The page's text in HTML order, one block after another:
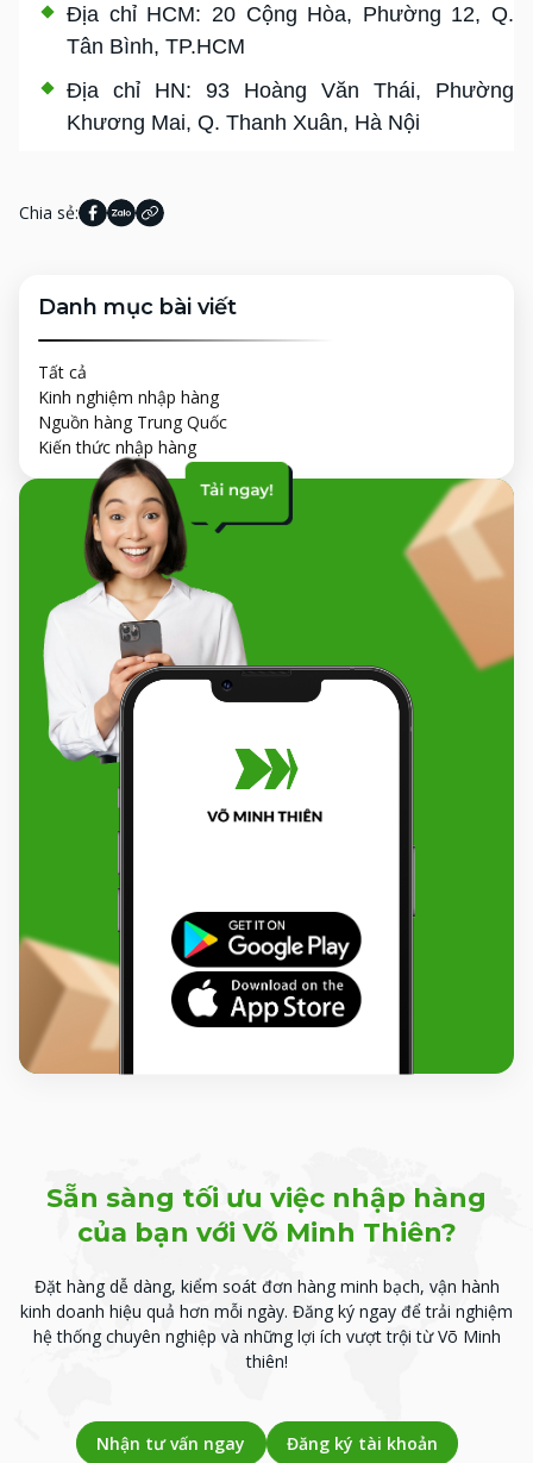
Địa chỉ HCM: 20 Cộng Hòa, Phường 12, Q.
Tân Bình, TP.HCM
Địa chỉ HN: 93 Hoàng Văn Thái, Phường
Khương Mai, Q. Thanh Xuân, Hà Nội
Chia sẻ:
Danh mục bài viết
Tất cả
Kinh nghiệm nhập hàng
Nguồn hàng Trung Quốc
Kiến thức nhập hàng
Sẵn sàng tối ưu việc nhập hàng
của bạn với Võ Minh Thiên?
Đặt hàng dễ dàng, kiểm soát đơn hàng minh bạch, vận hành
kinh doanh hiệu quả hơn mỗi ngày. Đăng ký ngay để trải nghiệm
hệ thống chuyên nghiệp và những lợi ích vượt trội từ Võ Minh
thiên!
Nhận tư vấn ngay Đăng ký tài khoản